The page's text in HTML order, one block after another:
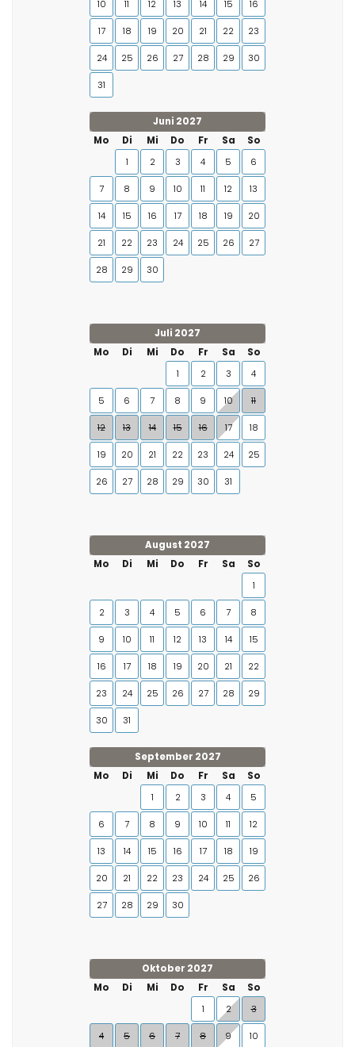
10 11 12 13 14 15 16
17 18 19 20 21 22 23
24 25 26 27 28 29 30
31
Juni 2027
Mo
Di Mi Do Fr Sa
So
1
2 3 4 5 6
7 8 9 10 11 12 13
14 15 16 17 18 19 20
21 22 23 24 25 26 27
28 29 30
Juli 2027
Mo
Di Mi Do Fr Sa
So
1
2 3 4
5 6 7 8 9 10 11
12 13 14 15 16 17 18
19 20 21 22 23 24 25
26 27 28 29 30 31
August 2027
Mo
Di Mi Do Fr Sa
So
1
2 3 4 5 6 7 8
9 10 11 12 13 14 15
16 17 18 19 20 21 22
23 24 25 26 27 28 29
30 31
September 2027
Mo
Di Mi Do Fr Sa
So
1
2 3 4 5
6 7 8 9 10 11 12
13 14 15 16 17 18 19
20 21 22 23 24 25 26
27 28 29 30
Oktober 2027
Mo
Di Mi Do Fr Sa
So
1
2 3
4 5 6 7 8 9 10